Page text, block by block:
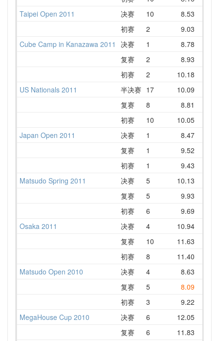
Taipei Open 2011
决赛 10 8.53
初赛
2 9.03
Cube Camp in Kanazawa 2011
决赛 1
8.78
复赛
2 8.93
初赛
2 10.18
US Nationals 2011
半决赛 17 10.09
复赛
8 8.81
初赛
10 10.05
Japan Open 2011
决赛 1 8.47
复赛
1 9.52
初赛
1 9.43
Matsudo Spring 2011
决赛 5 10.13
复赛
5 9.93
初赛
6 9.69
Osaka 2011
决赛 4 10.94
复赛
10 11.63
初赛
8 11.40
Matsudo Open 2010
决赛 4 8.63
复赛
5 8.09
初赛
3 9.22
MegaHouse Cup 2010
决赛 6 12.05
复赛
6 11.83